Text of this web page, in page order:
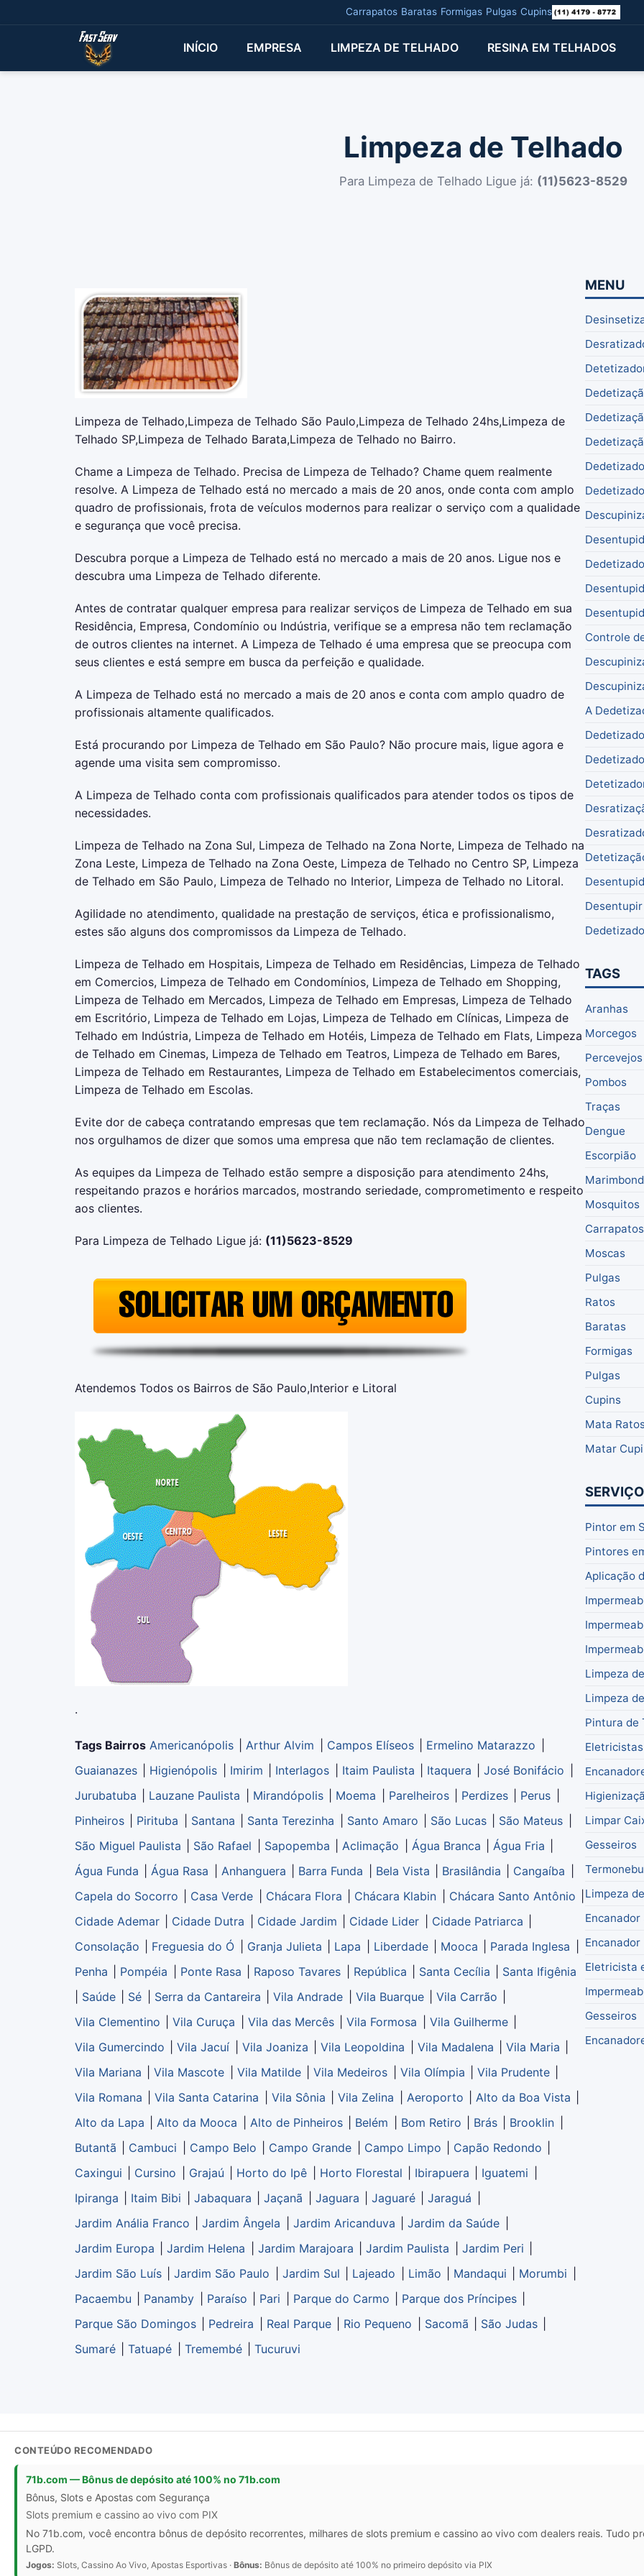
Carrapatos/ Baratas/ Formigas/ Pulgas/ Cupins
INÍCIO EMPRESA LIMPEZA DE TELHADO RESINA EM TELHADOS
Limpeza de Telhado
Para Limpeza de Telhado Ligue já: (11)5623-8529
Limpeza de Telhado,Limpeza de Telhado São Paulo,Limpeza de Telhado 24hs,Limpeza de
Telhado SP,Limpeza de Telhado Barata,Limpeza de Telhado no Bairro.
Chame a Limpeza de Telhado. Precisa de Limpeza de Telhado? Chame quem realmente
resolve. A Limpeza de Telhado está no mercado a mais de 20 anos, onde conta com amplo
quadro de profissionais, frota de veículos modernos para realizar o serviço com a qualidade
e segurança que você precisa.
Descubra porque a Limpeza de Telhado está no mercado a mais de 20 anos. Ligue nos e
descubra uma Limpeza de Telhado diferente.
Antes de contratar qualquer empresa para realizar serviços de Limpeza de Telhado em sua
Residência, Empresa, Condomínio ou Indústria, verifique se a empresa não tem reclamação
de outros clientes na internet. A Limpeza de Telhado é uma empresa que se preocupa com
seus clientes e está sempre em busca da perfeição e qualidade.
A Limpeza de Telhado está no mercado a mais de 20 anos e conta com amplo quadro de
profissionais altamente qualificados.
Está procurando por Limpeza de Telhado em São Paulo? Não procure mais, ligue agora e
agende uma visita sem compromisso.
A Limpeza de Telhado conta com profissionais qualificados para atender todos os tipos de
necessidades.
Limpeza de Telhado na Zona Sul, Limpeza de Telhado na Zona Norte, Limpeza de Telhado na
Zona Leste, Limpeza de Telhado na Zona Oeste, Limpeza de Telhado no Centro SP, Limpeza
de Telhado em São Paulo, Limpeza de Telhado no Interior, Limpeza de Telhado no Litoral.
Agilidade no atendimento, qualidade na prestação de serviços, ética e profissionalismo,
estes são alguns dos compromissos da Limpeza de Telhado.
Limpeza de Telhado em Hospitais, Limpeza de Telhado em Residências, Limpeza de Telhado
em Comercios, Limpeza de Telhado em Condomínios, Limpeza de Telhado em Shopping,
Limpeza de Telhado em Mercados, Limpeza de Telhado em Empresas, Limpeza de Telhado
em Escritório, Limpeza de Telhado em Lojas, Limpeza de Telhado em Clínicas, Limpeza de
Telhado em Indústria, Limpeza de Telhado em Hotéis, Limpeza de Telhado em Flats, Limpeza
de Telhado em Cinemas, Limpeza de Telhado em Teatros, Limpeza de Telhado em Bares,
Limpeza de Telhado em Restaurantes, Limpeza de Telhado em Estabelecimentos comerciais,
Limpeza de Telhado em Escolas.
Evite dor de cabeça contratando empresas que tem reclamação. Nós da Limpeza de Telhado
nos orgulhamos de dizer que somos uma empresa que não tem reclamação de clientes.
As equipes da Limpeza de Telhado estão sempre a disposição para atendimento 24hs,
respeitando prazos e horários marcados, mostrando seriedade, comprometimento e respeito
aos clientes.
Para Limpeza de Telhado Ligue já: (11)5623-8529
Atendemos Todos os Bairros de São Paulo,Interior e Litoral
.
Tags Bairros Americanópolis Arthur Alvim Campos Elíseos Ermelino Matarazzo
Guaianazes
Higienópolis Imirim Interlagos Itaim Paulista Itaquera |José Bonifácio
Jurubatuba
Lauzane Paulista Mirandópolis Moema Parelheiros Perdizes Perus
Pinheiros
Pirituba Santana Santa Terezinha Santo Amaro São Lucas São Mateus
São Miguel Paulista
São Rafael Sapopemba Aclimação Água Branca Água Fria
Água Funda
Água Rasa Anhanguera Barra Funda Bela Vista Brasilândia Cangaíba
Capela do Socorro
Casa Verde Chácara Flora Chácara Klabin Chácara Santo Antônio
Cidade Ademar
Cidade Dutra Cidade Jardim Cidade Lider Cidade Patriarca
Consolação
Freguesia do Ó Granja Julieta Lapa Liberdade Mooca Parada Inglesa
Penha
Pompéia Ponte Rasa Raposo Tavares República Santa Cecília
Santa Ifigênia
Saúde Sé Serra da Cantareira |Vila Andrade Vila Buarque Vila Carrão
Vila Clementino
|Vila Curuça Vila das Mercês |Vila Formosa Vila Guilherme
Vila Gumercindo
|Vila Jacuí Vila Joaniza |Vila Leopoldina Vila Madalena Vila Maria
Vila Mariana
|Vila Mascote Vila Matilde |Vila Medeiros Vila Olímpia Vila Prudente
Vila Romana
|Vila Santa Catarina Vila Sônia |Vila Zelina Aeroporto Alto da Boa Vista
Alto da Lapa
Alto da Mooca Alto de Pinheiros Belém Bom Retiro Brás Brooklin
Butantã
Cambuci Campo Belo Campo Grande Campo Limpo Capão Redondo
Caxingui
Cursino Grajaú Horto do Ipê Horto Florestal Ibirapuera Iguatemi
Ipiranga
Itaim Bibi Jabaquara |Jaçanã Jaguara Jaguaré |Jaraguá
Jardim Anália Franco
|Jardim Ângela Jardim Aricanduva |Jardim da Saúde
Jardim Europa
|Jardim Helena Jardim Marajoara |Jardim Paulista Jardim Peri
Jardim São Luís
|Jardim São Paulo Jardim Sul Lajeado Limão Mandaqui Morumbi
Pacaembu
Panamby Paraíso Pari Parque do Carmo Parque dos Príncipes
Parque São Domingos
Pedreira Real Parque Rio Pequeno Sacomã São Judas
Sumaré
|Tatuapé Tremembé |Tucuruvi
MENU
Controle
A
TAGS
Aranhas
Morcegos
Percevejos
Pombos
Traças
Dengue
Escorpião
Mosquitos
Carrapatos
Moscas
Pulgas
Ratos
Baratas
Formigas
Pulgas
Cupins
Mata
Matar
Pintor em
Pintores
Aplicação
Limpeza
Limpeza
Pintura de
Limpar
Gesseiros
Limpeza
Encanador
Eletricista
Gesseiros
CONTEÚDO RECOMENDADO
71b.com — Bônus de depósito até 100% no 71b.com
Bônus, Slots e Apostas com Segurança
Slots premium e cassino ao vivo com PIX
No 71b.com, você encontra bônus de depósito recorrentes, milhares de slots premium e cassino ao vivo com dealers reais. Tudo
LGPD.
Jogos: Slots, Cassino Ao Vivo, Apostas Esportivas · Bônus: Bônus de depósito até 100% no primeiro depósito via PIX